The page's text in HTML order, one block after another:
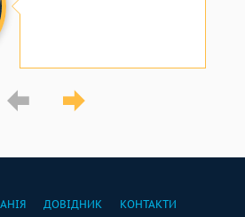
ДОВІДНИК КОНТАКТИ